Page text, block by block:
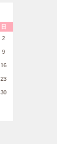
日
2
9
16
23
30